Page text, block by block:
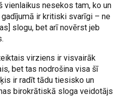
vienlaikus nesekos tam, ko un
ir kritiski svarīgi – ne
slogu, bet arī novērst jeb
virziens ir visvairāk
bet tas nodrošina visa šī
ir radīt tādu tiesisko un
birokrātiskā sloga veidotājs